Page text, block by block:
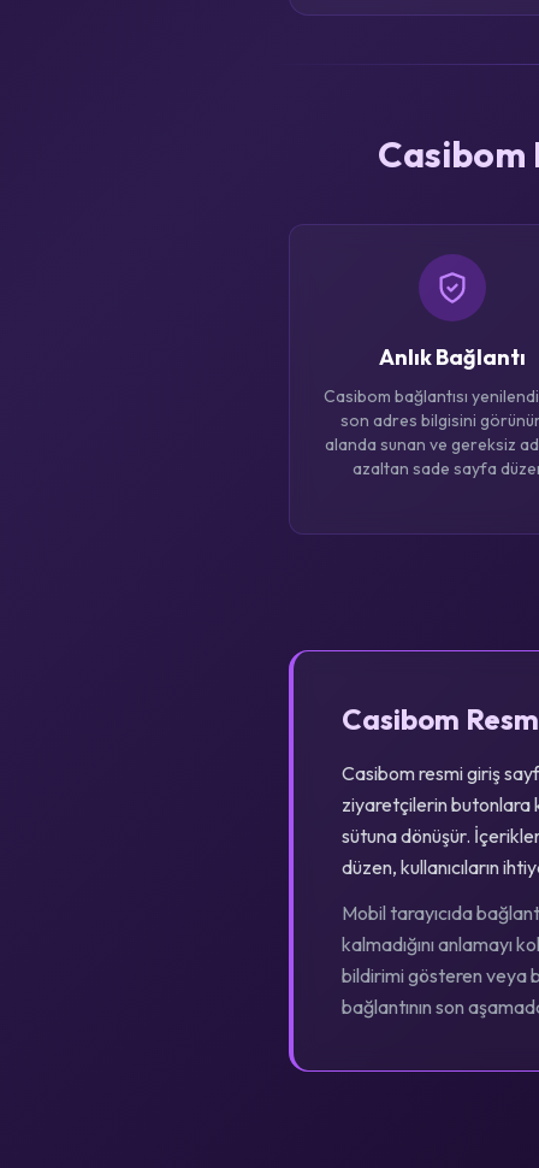
Casibom
Anlık Bağlantı
Casibom bağlantısı
son adres bilgisini
alanda sunan ve gereksiz
azaltan sade sayfa
Casibom
Casibom resmi giriş
ziyaretçilerin butonlara
sütuna dönüşür.
düzen, kullanıcıların
Mobil tarayıcıda
kalmadığını anlamayı
bildirimi gösteren veya
bağlantının son